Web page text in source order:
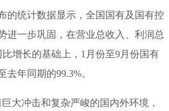
的统计数据显示，全国国有及国有控
进一步巩固，在营业总收入、利润总
增长的基础上，1月份至9月份国有
年同期的99.3%。
大冲击和复杂严峻的国内外环境，